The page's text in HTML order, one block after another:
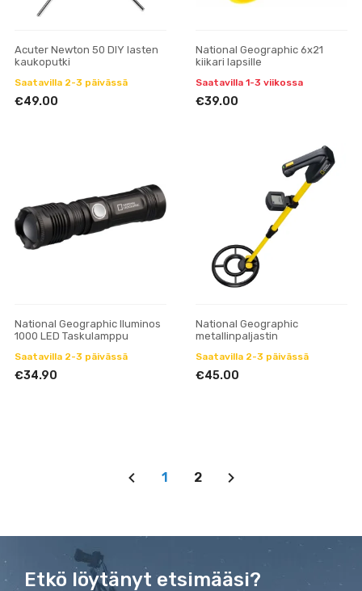
Acuter Newton 50 DIY lasten
kaukoputki
Saatavilla 2-3 päivässä
€49.00
National Geographic 6x21
kiikari lapsille
Saatavilla 1-3 viikossa
€39.00
National Geographic Iluminos
1000 LED Taskulamppu
Saatavilla 2-3 päivässä
€34.90
National Geographic
metallinpaljastin
Saatavilla 2-3 päivässä
€45.00
1 2
Etkö löytänyt etsimääsi?